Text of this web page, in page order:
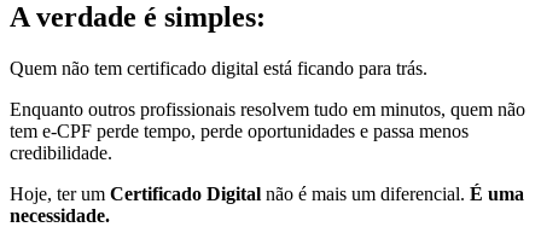
A verdade é simples:
Quem não tem certificado digital está ficando para trás.
Enquanto outros profissionais resolvem tudo em minutos, quem não
tem e-CPF perde tempo, perde oportunidades e passa menos
credibilidade.
Hoje, ter um Certificado Digital não é mais um diferencial. É uma
necessidade.